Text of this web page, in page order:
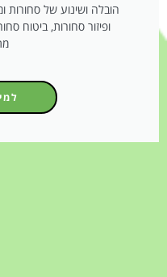
הובלה ושינוע של
ופיזור סחורות, ביטוח